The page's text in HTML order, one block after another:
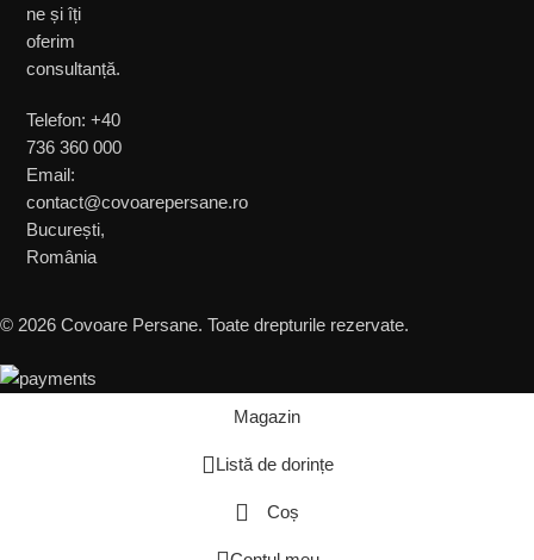
ne și îți
oferim
consultanță.
Telefon: +40
736 360 000
Email:
contact@covoarepersane.ro
București,
România
© 2026 Covoare Persane. Toate drepturile rezervate.
Magazin
Listă de dorințe
Coș